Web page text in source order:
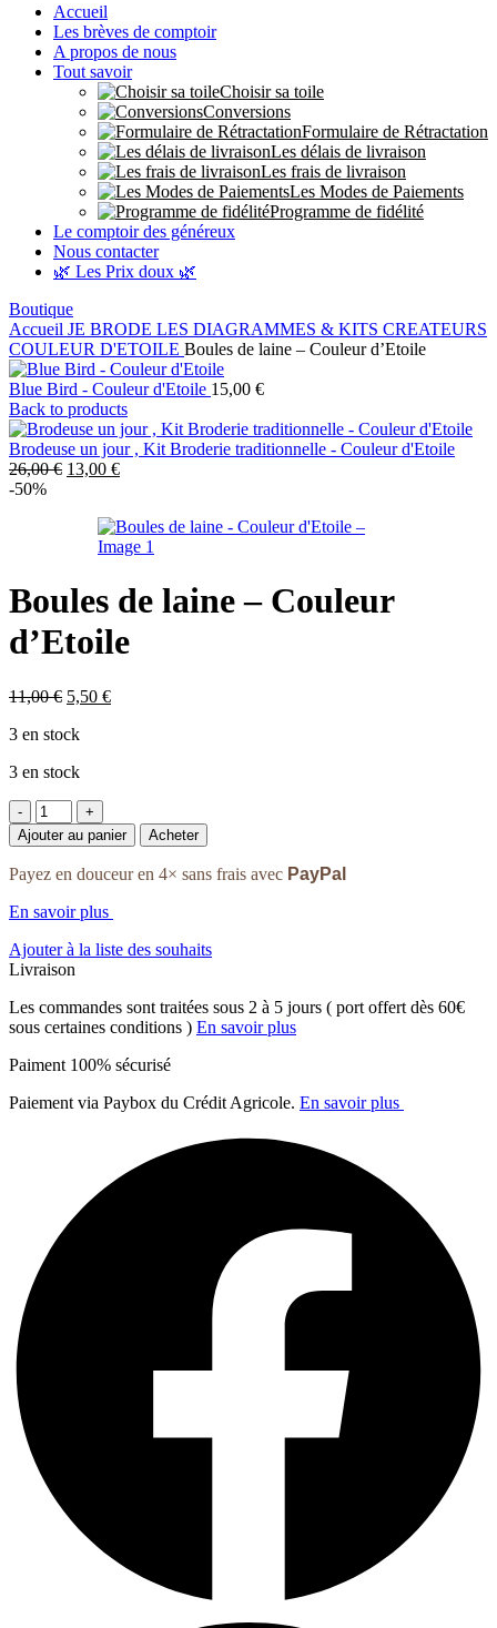
Accueil
Les brèves de comptoir
A propos de nous
Tout savoir
Choisir sa toile
Conversions
Formulaire de Rétractation
Les délais de livraison
Les frais de livraison
Les Modes de Paiements
Programme de fidélité
Le comptoir des généreux
Nous contacter
🌿 Les Prix doux 🌿
Boutique
Accueil JE BRODE LES DIAGRAMMES & KITS CREATEURS
COULEUR D'ETOILE Boules de laine – Couleur d’Etoile
Blue Bird - Couleur d'Etoile 15,00 €
Back to products
Brodeuse un jour , Kit Broderie traditionnelle - Couleur d'Etoile
26,00€ Le
était :
26,00 €.
13,00 €Le
est :
13,00 €.
-50%
Boules de laine – Couleur
d’Etoile
11,00€ Le
initial
11,00 €.
5,50 €Le
3 en stock
3 en stock
quantité
de
Boules
de
-
d'Etoile
Ajouter au panier Acheter
Payez en douceur en 4× sans frais avec PayPal
En savoir plus
Ajouter à la liste des souhaits
Livraison
Les commandes sont traitées sous 2 à 5 jours ( port offert dès 60€
sous certaines conditions ) En savoir plus
Paiment 100% sécurisé
Paiement via Paybox du Crédit Agricole. En savoir plus